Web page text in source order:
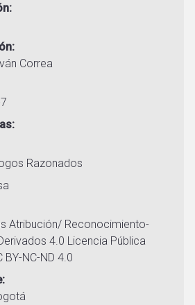
Correa
Razonados
Atribución/ Reconocimiento-
4.0 Licencia Pública
NC-ND 4.0